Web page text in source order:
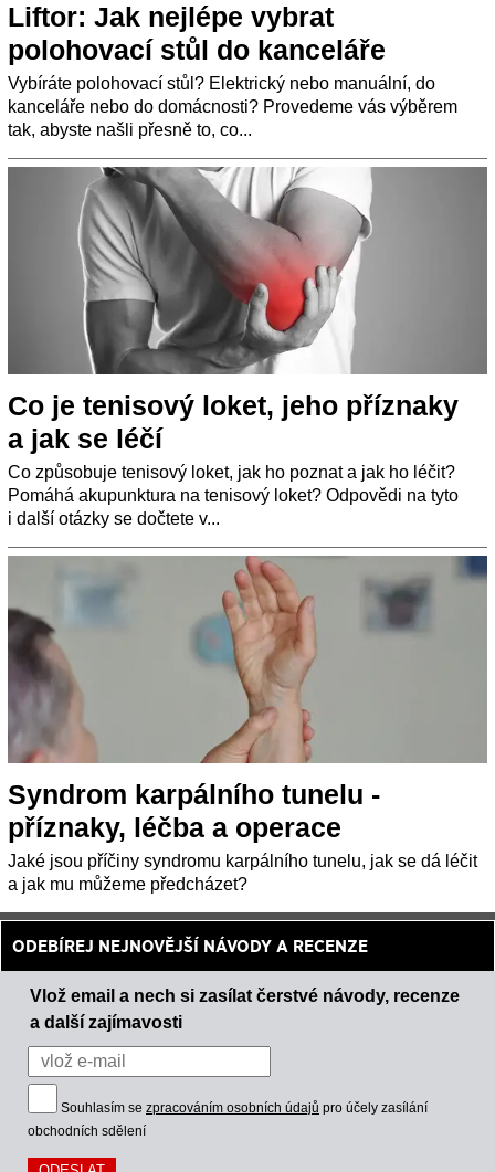
Liftor: Jak nejlépe vybrat
polohovací stůl do kanceláře
Vybíráte polohovací stůl? Elektrický nebo manuální, do
kanceláře nebo do domácnosti? Provedeme vás výběrem
tak, abyste našli přesně to, co...
Co je tenisový loket, jeho příznaky
a jak se léčí
Co způsobuje tenisový loket, jak ho poznat a jak ho léčit?
Pomáhá akupunktura na tenisový loket? Odpovědi na tyto
i další otázky se dočtete v...
Syndrom karpálního tunelu -
příznaky, léčba a operace
Jaké jsou příčiny syndromu karpálního tunelu, jak se dá léčit
a jak mu můžeme předcházet?
ODEBÍREJ NEJNOVĚJŠÍ NÁVODY A RECENZE
Vlož email a nech si zasílat čerstvé návody, recenze
a další zajímavosti
Souhlasím se zpracováním osobních údajů pro účely zasílání
obchodních sdělení